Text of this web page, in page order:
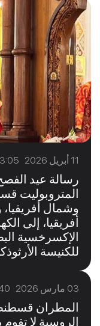
11 أبريل 2026 13:05
رسالة عيد
المتروبوليت
وشمال
أفريقيا، إلى
الإكسرخسية
للكنيسة
03 مارس 2026 15:40
المطران
الروسية لا